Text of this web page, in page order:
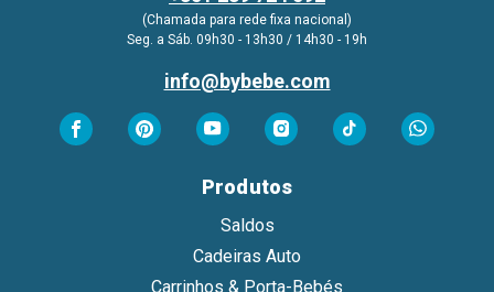
(Chamada para rede fixa nacional)
Seg. a Sáb. 09h30 - 13h30 / 14h30 - 19h
info@bybebe.com
Produtos
Saldos
Cadeiras Auto
Carrinhos & Porta-Bebés